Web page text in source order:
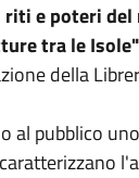
e poteri del
tra le Isole"
della
al pubblico